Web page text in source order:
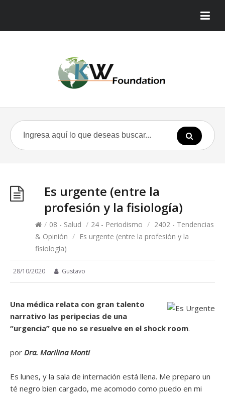
Es urgente (entre la
profesión y la fisiología)
/ 08 - Salud / 24 - Periodismo / 2402 - Tendencias
& Opinión / Es urgente (entre la profesión y la
fisiología)
28/10/2020 Gustavo
Una médica relata con gran talento
narrativo las peripecias de una
“urgencia” que no se resuelve en el shock room.
por Dra. Marilina Monti
Es lunes, y la sala de internación está llena. Me preparo un
té negro bien cargado, me acomodo como puedo en mi